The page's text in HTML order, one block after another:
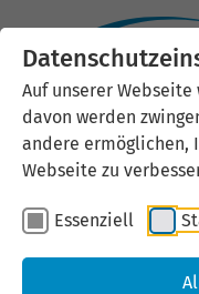
Auf unserer
davon werden
andere ermöglichen,
Webseite zu
Essenziell
Thüringer
Allianzen